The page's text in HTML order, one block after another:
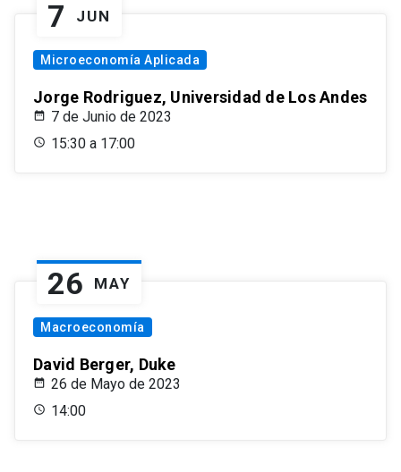
7 JUN
Microeconomía Aplicada
Jorge Rodriguez, Universidad de Los Andes
7 de Junio de 2023
15:30 a 17:00
26 MAY
Macroeconomía
David Berger, Duke
26 de Mayo de 2023
14:00